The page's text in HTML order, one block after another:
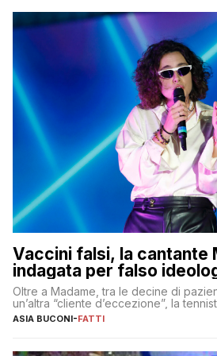
Vaccini falsi, la cantante
indagata per falso
Oltre a Madame, tra le decine di
un’altra “cliente d’eccezione”, la
ASIA BUCONI-FATTI